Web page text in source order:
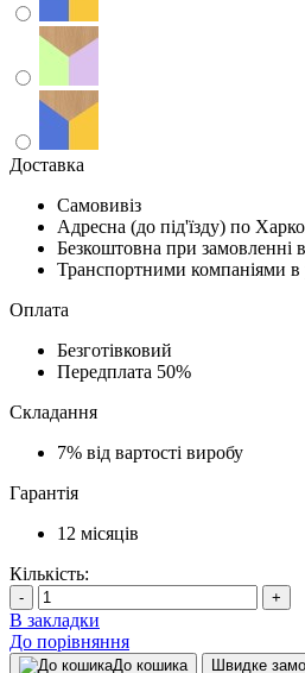
Доставка
Самовивіз
Адресна (до під'їзду) по
Безкоштовна при замовленні
Транспортними компаніями в
Оплата
Безготівковий
Передплата 50%
Складання
7% від вартості виробу
Гарантія
12 місяців
Кількість:
- +
В закладки
До порівняння
До кошика Швидке